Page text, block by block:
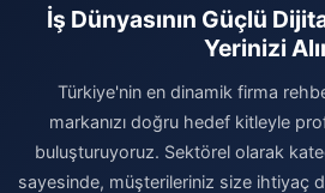
İş Dünyasının Güçlü
Yerinizi
Türkiye'nin en dinamik firma
markanızı doğru hedef kitleyle
buluşturuyoruz. Sektörel olarak
sayesinde, müşterileriniz size ihtiyaç